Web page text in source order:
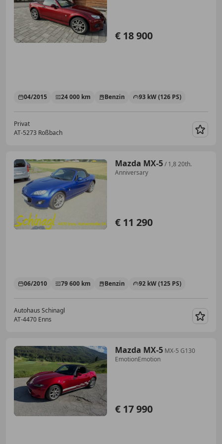
€ 18 900
04/2015 24 000 km Benzin 93 kW (126 PS)
Privat
AT-5273 Roßbach
Mazda MX-5/ 1,8 20th.
Anniversary
€ 11 290
06/2010 79 600 km Benzin 92 kW (125 PS)
Autohaus Schinagl
AT-4470 Enns
Mazda MX-5 MX-5 G130
EmotionEmotion
€ 17 990